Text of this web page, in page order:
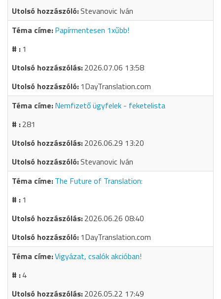
Stevanovic Iván
Papírmentesen 1xűbb!
1
2026.07.06 13:58
1DayTranslation.com
Nemfizető ügyfelek - feketelista
281
2026.06.29 13:20
Stevanovic Iván
The Future of Translation:
1
2026.06.26 08:40
1DayTranslation.com
Vigyázat, csalók akcióban!
4
2026.05.22 17:49